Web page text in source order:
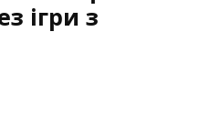
ігри з